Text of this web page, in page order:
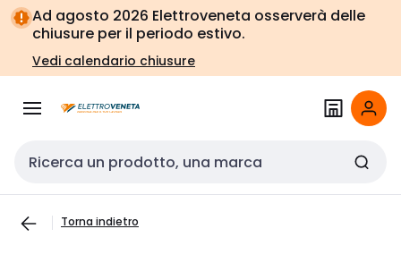
Vai alla
navigazione
Vai
alla
pagina
Ad agosto 2026 Elettroveneta osserverà delle
chiusure per il periodo estivo.
Vedi calendario chiusure
Cerca input
Torna indietro